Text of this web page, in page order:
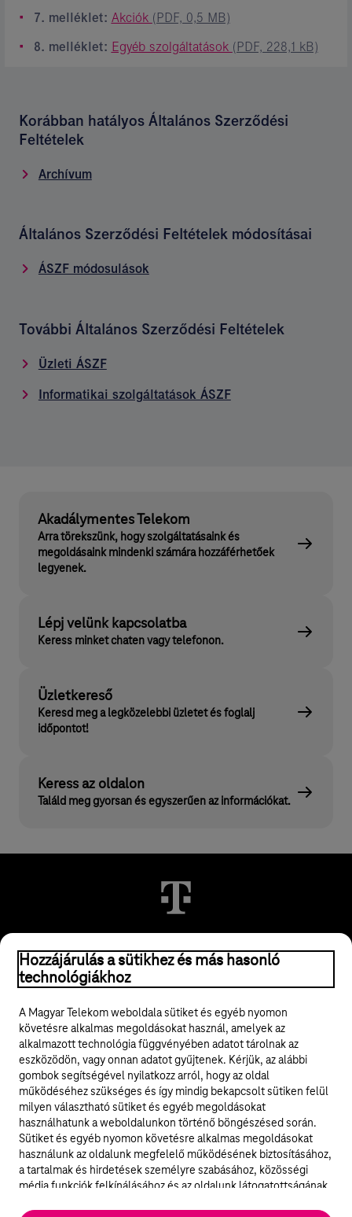
7. melléklet: Akciók (PDF, 0,5 MB)
8. melléklet: Egyéb szolgáltatások (PDF, 228,1 kB)
Korábban hatályos Általános Szerződési
Feltételek
Archívum
Általános Szerződési Feltételek módosításai
ÁSZF módosulások
További Általános Szerződési Feltételek
Üzleti ÁSZF
Informatikai szolgáltatások ÁSZF
Akadálymentes Telekom
Arra törekszünk, hogy szolgáltatásaink és
megoldásaink mindenki számára hozzáférhetőek
legyenek.
Lépj velünk kapcsolatba
Keress minket chaten vagy telefonon.
Üzletkereső
Keresd meg a legközelebbi üzletet és foglalj
időpontot!
Keress az oldalon
Találd meg gyorsan és egyszerűen az információkat.
© 2026 Magyar Telekom Nyrt.
ÁSZF
Adatvédelem
Felhívások
Hírlevél
Közösségi média
Hozzájárulás a sütikhez és más hasonló
technológiákhoz
A Magyar Telekom weboldala sütiket és egyéb nyomon
követésre alkalmas megoldásokat használ, amelyek az
alkalmazott technológia függvényében adatot tárolnak az
eszközödön, vagy onnan adatot gyűjtenek. Kérjük, az alábbi
gombok segítségével nyilatkozz arról, hogy az oldal
működéséhez szükséges és így mindig bekapcsolt sütiken felül
milyen választható sütiket és egyéb megoldásokat
használhatunk a weboldalunkon történő böngészésed során.
Sütiket és egyéb nyomon követésre alkalmas megoldásokat
használunk az oldalunk megfelelő működésének biztosításához,
a tartalmak és hirdetések személyre szabásához, közösségi
média funkciók felkínálásához és az oldalunk látogatottságának